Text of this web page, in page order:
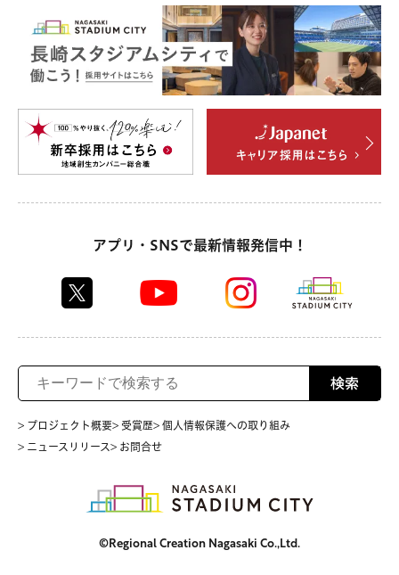
アプリ・SNSで最新情報発信中！
検索
> プロジェクト概要> 受賞歴> 個人情報保護への取り組み
> ニュースリリース> お問合せ
©Regional Creation Nagasaki Co.,Ltd.